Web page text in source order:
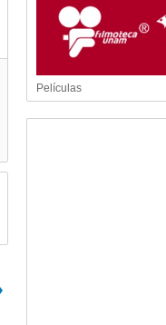
Películas